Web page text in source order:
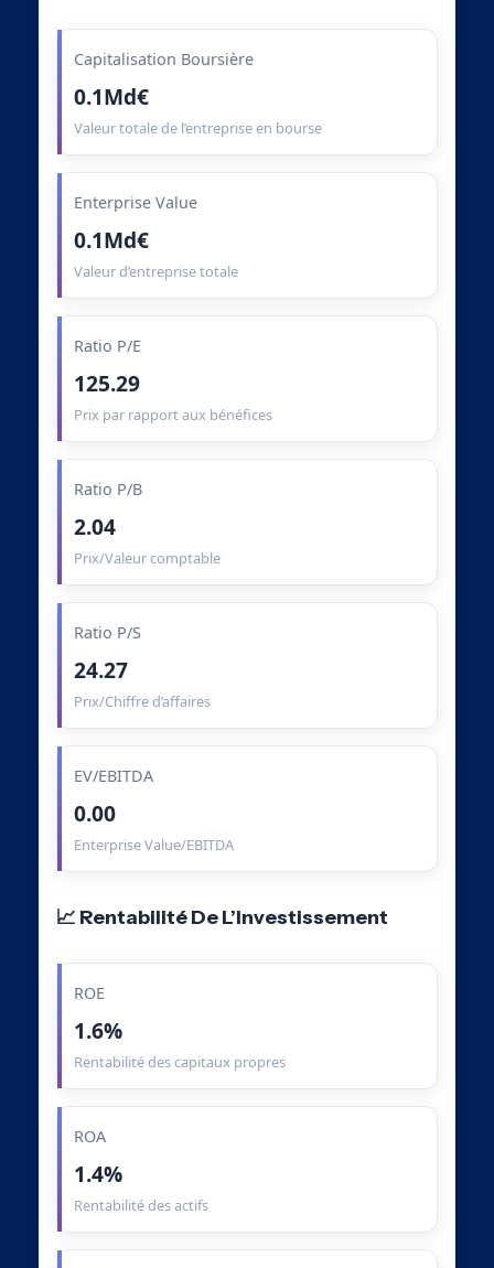
Capitalisation Boursière
0.1Md€
Valeur totale de l’entreprise en bourse
Enterprise Value
0.1Md€
Valeur d’entreprise totale
Ratio P/E
125.29
Prix par rapport aux bénéfices
Ratio P/B
2.04
Prix/Valeur comptable
Ratio P/S
24.27
Prix/Chiffre d’affaires
EV/EBITDA
0.00
Enterprise Value/EBITDA
📈 Rentabilité De L’Investissement
ROE
1.6%
Rentabilité des capitaux propres
ROA
1.4%
Rentabilité des actifs